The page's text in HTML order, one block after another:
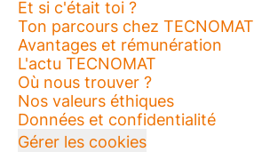
Et si c'était toi ?
Ton parcours chez TECNOMAT
Avantages et rémunération
L'actu TECNOMAT
Où nous trouver ?
Nos valeurs éthiques
Données et confidentialité
Gérer les cookies